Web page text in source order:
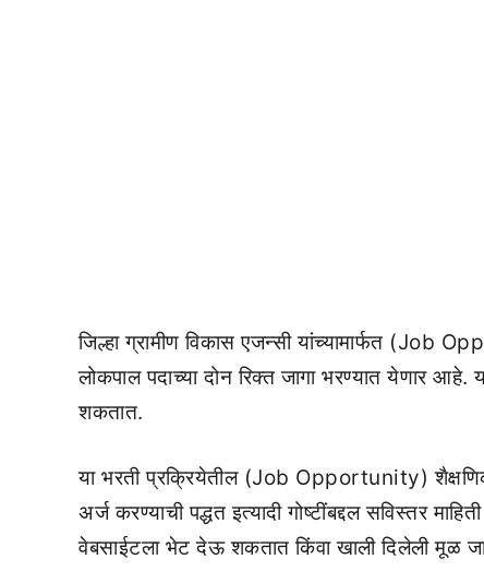
जिल्हा ग्रामीण विकास एजन्सी यांच्यामार्फत
लोकपाल पदाच्या दोन रिक्त जागा भरण्यात येणार
शकतात.
या भरती प्रक्रियेतील (Job Opportunity) शैक्षणिक
अर्ज करण्याची पद्धत इत्यादी गोष्टींबद्दल सविस्तर
वेबसाईटला भेट देऊ शकतात किंवा खाली दिलेली मूळ